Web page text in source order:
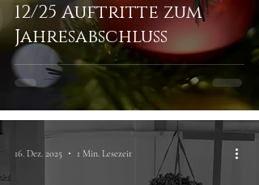
12/25 Auftritte zum
Jahresabschluss
16. Dez. 2025 1 Min. Lesezeit